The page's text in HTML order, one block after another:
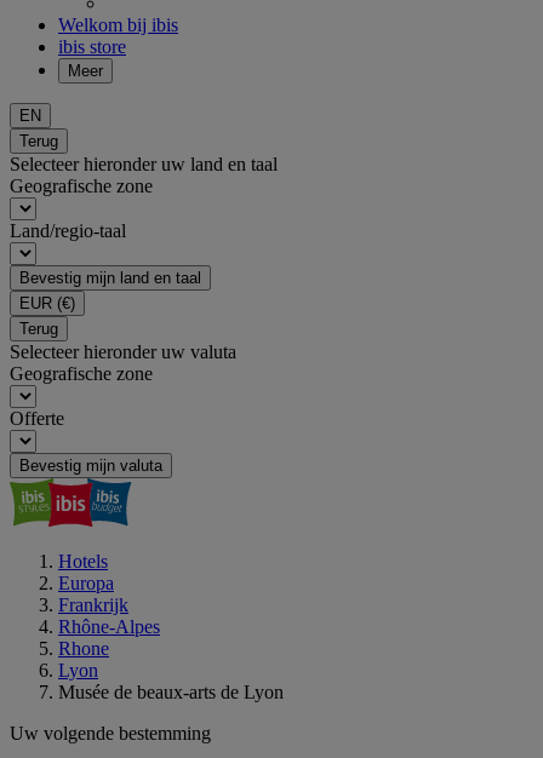
Welkom bij ibis
ibis store
Meer
EN
Terug
Selecteer hieronder uw land en taal
Geografische zone
Land/regio-taal
Bevestig mijn land en taal
EUR (€)
Terug
Selecteer hieronder uw valuta
Geografische zone
Offerte
Bevestig mijn valuta
Hotels
Europa
Frankrijk
Rhône-Alpes
Rhone
Lyon
Musée de beaux-arts de Lyon
Uw volgende bestemming